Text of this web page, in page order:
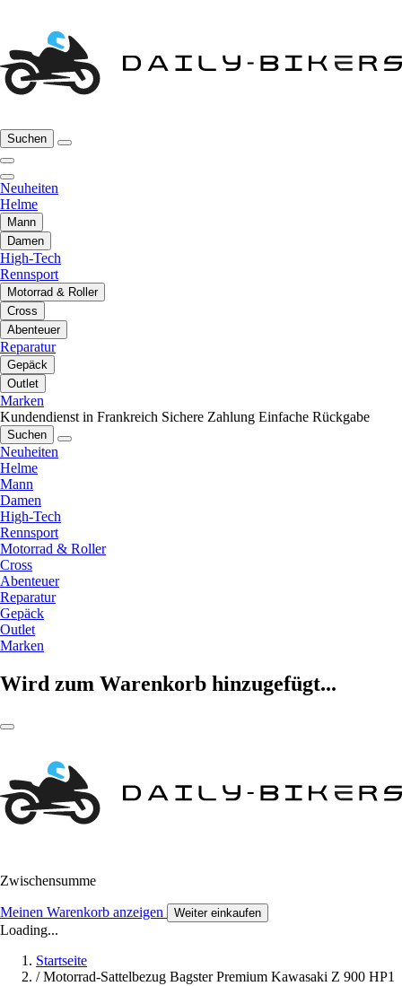
Suchen
Neuheiten
Helme
Mann
Damen
High-Tech
Rennsport
Motorrad & Roller
Cross
Abenteuer
Reparatur
Gepäck
Outlet
Marken
Kundendienst in Frankreich Sichere Zahlung Einfache Rückgabe
Suchen
Neuheiten
Helme
Mann
Damen
High-Tech
Rennsport
Motorrad & Roller
Cross
Abenteuer
Reparatur
Gepäck
Outlet
Marken
Wird zum Warenkorb hinzugefügt...
Zwischensumme
Meinen Warenkorb anzeigen Weiter einkaufen
Loading...
Startseite
/ Motorrad-Sattelbezug Bagster Premium Kawasaki Z 900 HP1